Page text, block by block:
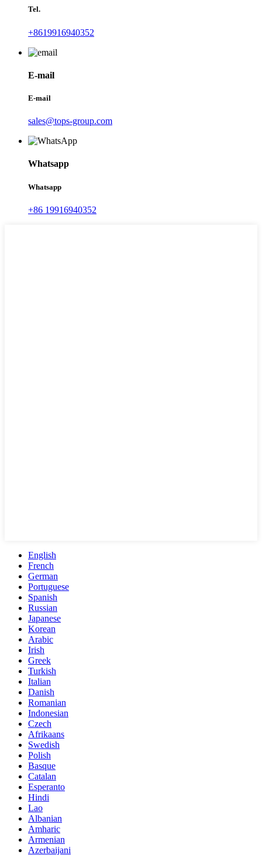
Tel.
+8619916940352
E-mail
E-mail
sales@tops-group.com
Whatsapp
Whatsapp
+86 19916940352
English
French
German
Portuguese
Spanish
Russian
Japanese
Korean
Arabic
Irish
Greek
Turkish
Italian
Danish
Romanian
Indonesian
Czech
Afrikaans
Swedish
Polish
Basque
Catalan
Esperanto
Hindi
Lao
Albanian
Amharic
Armenian
Azerbaijani